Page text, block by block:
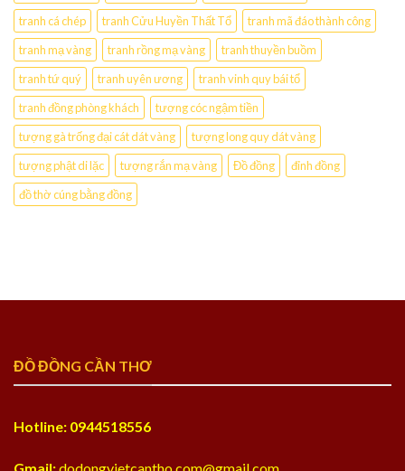
tranh cá chép tranh Cửu Huyền Thất Tổ
tranh mã đáo thành công
tranh mạ vàng
tranh rồng mạ vàng
tranh thuyền buồm
tranh tứ quý
tranh uyên ương
tranh vinh quy bái tổ
tranh đồng phòng khách
tượng cóc ngậm tiền
tượng gà trống đại cát dát vàng
tượng long quy dát vàng
tượng phật di lặc
tượng rắn mạ vàng Đồ đồng
đỉnh đồng
đồ thờ cúng bằng đồng
ĐỒ ĐỒNG CẦN THƠ
Hotline: 0944518556
Gmail:dodongvietcantho.com@gmail.com